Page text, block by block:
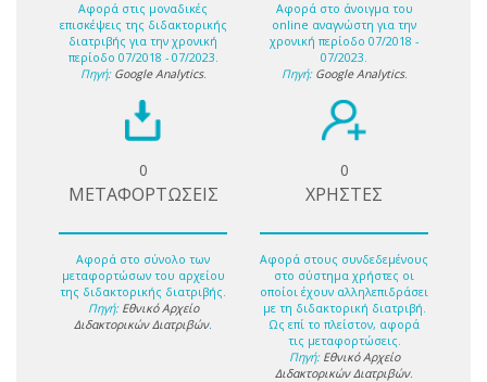
Αφορά στις μοναδικές
επισκέψεις της διδακτορικής
διατριβής για την χρονική
περίοδο 07/2018 - 07/2023.
Πηγή: Google Analytics.
Αφορά στο άνοιγμα του
online αναγνώστη για την
χρονική περίοδο 07/2018 -
07/2023.
Πηγή: Google Analytics.
0
ΜΕΤΑΦΟΡΤΩΣΕΙΣ
Αφορά στο σύνολο των
μεταφορτώσων του αρχείου
της διδακτορικής διατριβής.
Πηγή: Εθνικό Αρχείο
Διδακτορικών Διατριβών.
0
ΧΡΗΣΤΕΣ
Αφορά στους συνδεδεμένους
στο σύστημα χρήστες οι
οποίοι έχουν αλληλεπιδράσει
με τη διδακτορική διατριβή.
Ως επί το πλείστον, αφορά
τις μεταφορτώσεις.
Πηγή: Εθνικό Αρχείο
Διδακτορικών Διατριβών.